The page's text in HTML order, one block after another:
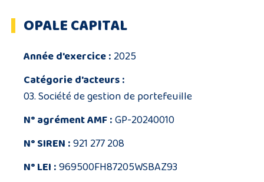
OPALE CAPITAL
Année d'exercice :2025
Catégorie d'acteurs :
03. Société de gestion de portefeuille
N° agrément AMF :GP-20240010
N° SIREN :921 277 208
N° LEI :969500FH87205WSBAZ93